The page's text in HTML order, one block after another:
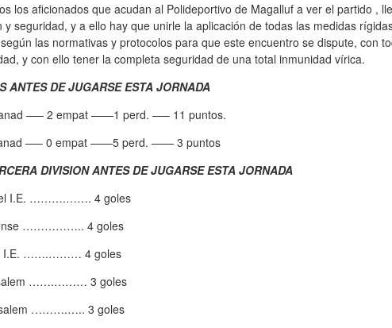
los aficionados que acudan al Polideportivo de Magalluf a ver el partido ,
seguridad, y a ello hay que unirle la aplicación de todas las medidas
las normativas y protocolos para que este encuentro se dispute, con
y con ello tener la completa seguridad de una total inmunidad vírica.
ANTES DE JUGARSE ESTA JORNADA
—– 2 empat ——1 perd. —– 11 puntos.
—– 0 empat ——5 perd. —— 3 puntos
DIVISION ANTES DE JUGARSE ESTA JORNADA
I.E. ……….……. 4 goles
…………….. 4 goles
I.E. …….……… 4 goles
…….……… 3 goles
……….….. 3 goles